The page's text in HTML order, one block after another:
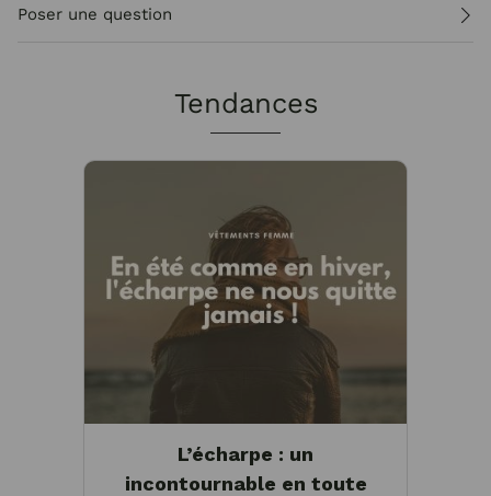
Poser une question
Tendances
L’écharpe : un
incontournable en toute